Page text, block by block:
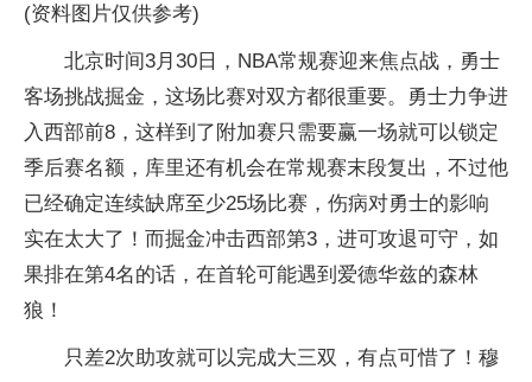
(资料图片仅供参考)
北京时间3月30日，NBA常规赛迎来焦点战，勇士
客场挑战掘金，这场比赛对双方都很重要。勇士力争进
入西部前8，这样到了附加赛只需要赢一场就可以锁定
季后赛名额，库里还有机会在常规赛末段复出，不过他
已经确定连续缺席至少25场比赛，伤病对勇士的影响
实在太大了！而掘金冲击西部第3，进可攻退可守，如
果排在第4名的话，在首轮可能遇到爱德华兹的森林
狼！
只差2次助攻就可以完成大三双，有点可惜了！穆